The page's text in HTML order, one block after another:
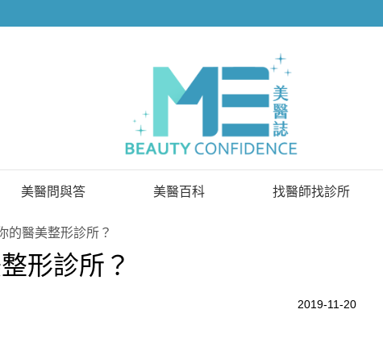
美醫問與答
已解決問題
待解決問題
美醫百科 找醫師找診所
的醫美整形診所？
形診所？
2019-11-20